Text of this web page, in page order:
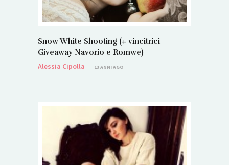
Snow White Shooting (+ vincitrici
Giveaway Navorio e Romwe)
Alessia Cipolla
13 ANNI AGO